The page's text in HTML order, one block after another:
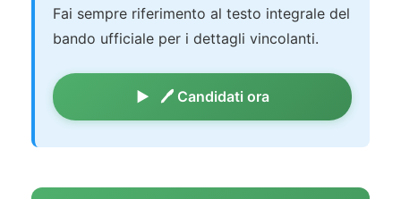
Fai sempre riferimento al testo integrale del
bando ufficiale per i dettagli vincolanti.
🖊️ Candidati ora